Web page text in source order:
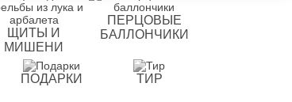
ЩИТЫ И
МИШЕНИ
ПЕРЦОВЫЕ
БАЛЛОНЧИКИ
ПОДАРКИ ТИР